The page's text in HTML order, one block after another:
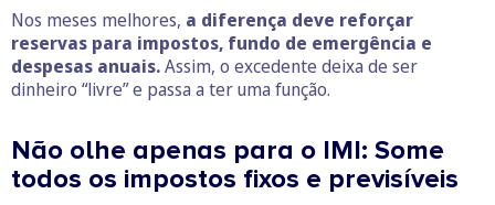
Nos meses melhores, a diferença deve reforçar
reservas para impostos, fundo de emergência e
despesas anuais.Assim, o excedente deixa de ser
dinheiro “livre” e passa a ter uma função.
Não olhe apenas para o IMI: Some
todos os impostos fixos e previsíveis